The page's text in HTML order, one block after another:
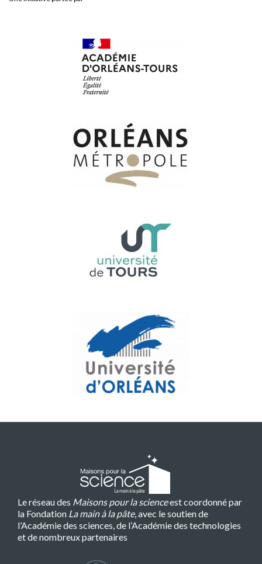
Le réseau des Maisons pour la scienceest coordonné par
la Fondation La main à la pâte, avec le soutien de
l’Académie des sciences, de l’Académie des technologies
et de nombreux partenaires